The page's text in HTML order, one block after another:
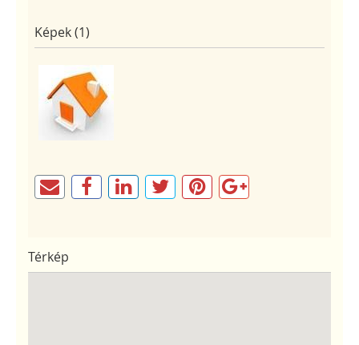
Képek (1)
Térkép